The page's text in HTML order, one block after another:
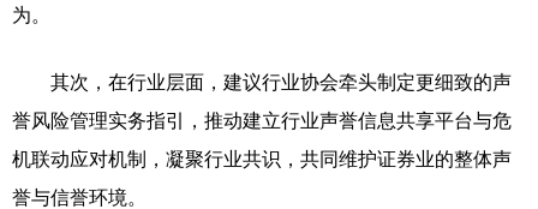
为。
其次，在行业层面，建议行业协会牵头制定更细致的声
誉风险管理实务指引，推动建立行业声誉信息共享平台与危
机联动应对机制，凝聚行业共识，共同维护证券业的整体声
誉与信誉环境。